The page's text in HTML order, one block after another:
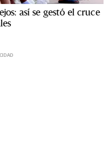
así se gestó el cruce